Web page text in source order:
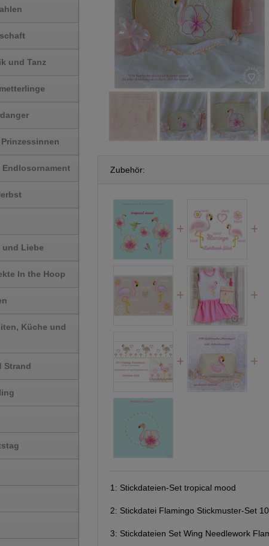
und Tanz
und Liebe
In the Hoop
Küche und
Strand
Zubehör:
1: Stickdateien-Set tropical mood
2: Stickdatei Flamingo Stickmuster-Set
3: Stickdateien Set Wing Needlework